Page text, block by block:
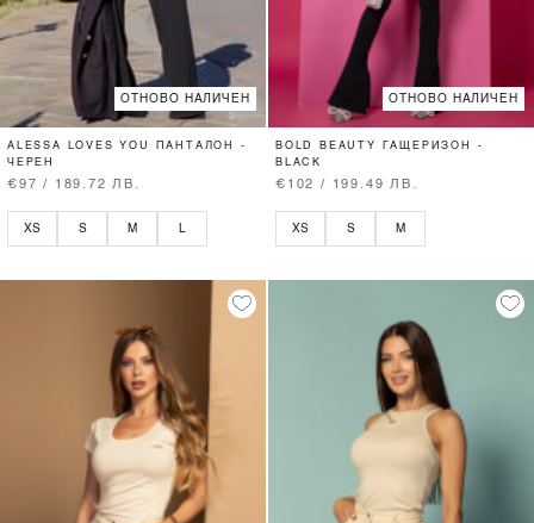
ОТНОВО НАЛИЧЕН
ALESSA LOVES YOU ПАНТАЛОН -
ЧЕРЕН
€97 / 189.72 ЛВ.
XS S M L
ОТНОВО НАЛИЧЕН
BOLD BEAUTY ГАЩЕРИЗОН -
BLACK
€102 / 199.49 ЛВ.
XS S M